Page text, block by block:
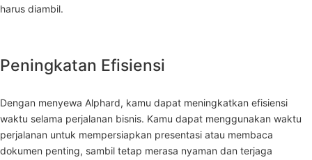
harus diambil.
Peningkatan Efisiensi
Dengan menyewa Alphard, kamu dapat meningkatkan efisiensi
waktu selama perjalanan bisnis. Kamu dapat menggunakan waktu
perjalanan untuk mempersiapkan presentasi atau membaca
dokumen penting, sambil tetap merasa nyaman dan terjaga